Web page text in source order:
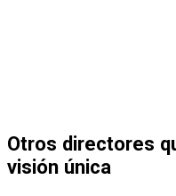
Otros directores
visión única